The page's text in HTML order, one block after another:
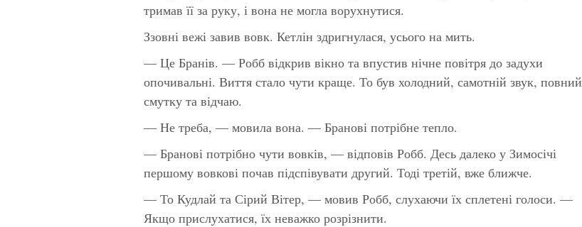
тримав її за руку, і вона не могла ворухнутися.
Ззовні вежі завив вовк. Кетлін здригнулася, усього на мить.
— Це Бранів. — Робб відкрив вікно та впустив нічне повітря до задухи
опочивальні. Виття стало чути краще. То був холодний, самотній звук, повний
смутку та відчаю.
— Не треба, — мовила вона. — Бранові потрібне тепло.
— Бранові потрібно чути вовків, — відповів Робб. Десь далеко у Зимосічі
першому вовкові почав підспівувати другий. Тоді третій, вже ближче.
— То Кудлай та Сірий Вітер, — мовив Робб, слухаючи їх сплетені голоси. —
Якщо прислухатися, їх неважко розрізнити.